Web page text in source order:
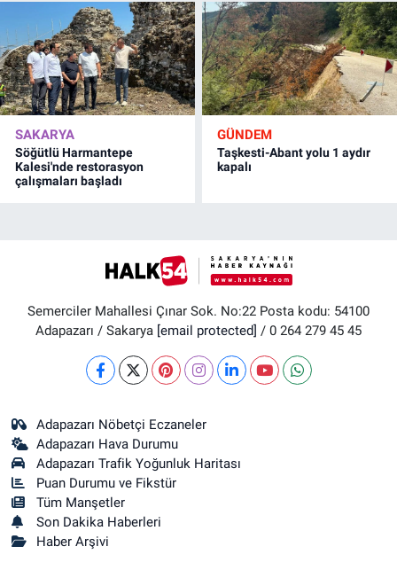
SAKARYA
Söğütlü Harmantepe
Kalesi'nde restorasyon
çalışmaları başladı
GÜNDEM
Taşkesti-Abant yolu 1 aydır
kapalı
Semerciler Mahallesi Çınar Sok. No:22 Posta kodu: 54100
Adapazarı / Sakarya [email protected] / 0 264 279 45 45
Adapazarı Nöbetçi Eczaneler
Adapazarı Hava Durumu
Adapazarı Trafik Yoğunluk Haritası
Puan Durumu ve Fikstür
Tüm Manşetler
Son Dakika Haberleri
Haber Arşivi